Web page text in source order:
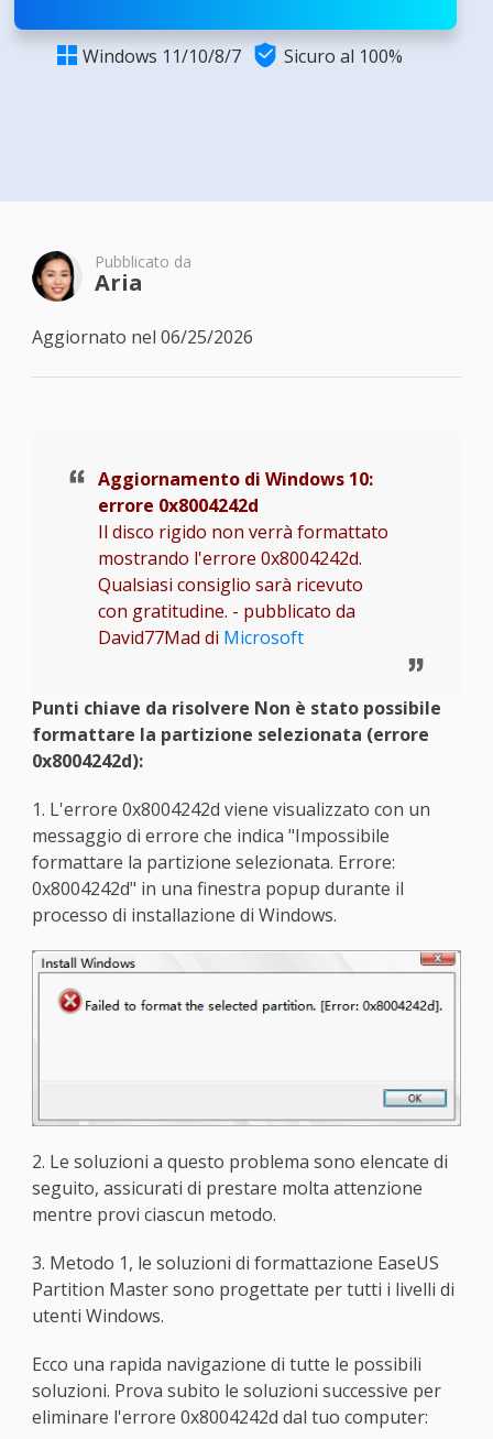
 Windows 11/10/8/7  Sicuro al 100%
Pubblicato da
Aria
Aggiornato nel 06/25/2026
Aggiornamento di Windows 10:
errore 0x8004242d
Il disco rigido non verrà formattato
mostrando l'errore 0x8004242d.
Qualsiasi consiglio sarà ricevuto
con gratitudine. - pubblicato da
David77Mad di Microsoft
Punti chiave da risolvere Non è stato possibile
formattare la partizione selezionata (errore
0x8004242d):
1. L'errore 0x8004242d viene visualizzato con un
messaggio di errore che indica "Impossibile
formattare la partizione selezionata. Errore:
0x8004242d" in una finestra popup durante il
processo di installazione di Windows.
2. Le soluzioni a questo problema sono elencate di
seguito, assicurati di prestare molta attenzione
mentre provi ciascun metodo.
3. Metodo 1, le soluzioni di formattazione EaseUS
Partition Master sono progettate per tutti i livelli di
utenti Windows.
Ecco una rapida navigazione di tutte le possibili
soluzioni. Prova subito le soluzioni successive per
eliminare l'errore 0x8004242d dal tuo computer: